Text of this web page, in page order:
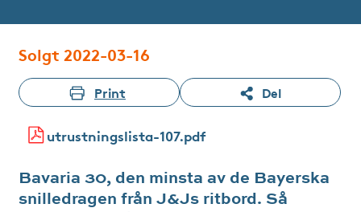
Solgt 2022-03-16
Print Del
utrustningslista-107.pdf
Bavaria 30, den minsta av de Bayerska
snilledragen från J&Js ritbord. Så